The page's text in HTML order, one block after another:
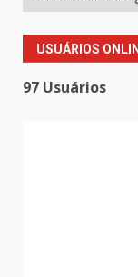
USUÁRIOS
97 Usuários